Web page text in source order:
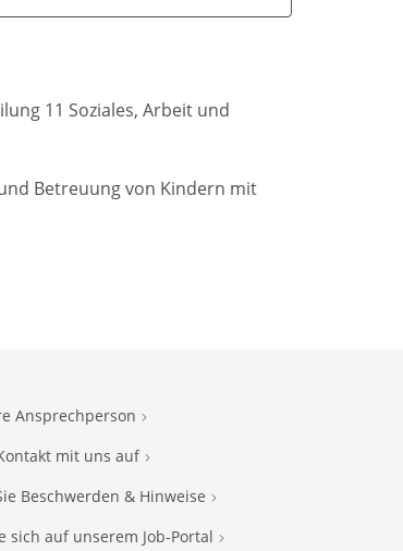
11 Soziales, Arbeit und
Betreuung von Kindern mit
Ansprechperson
mit uns auf
Beschwerden & Hinweise
sich auf unserem Job-Portal